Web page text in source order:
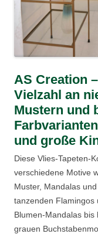
AS Creation
Vielzahl an
Mustern und
und große
Diese Vlies-Tapeten-
verschiedene Motive
Muster, Mandalas
tanzenden Flamingos
Blumen-Mandalas bis
grauen